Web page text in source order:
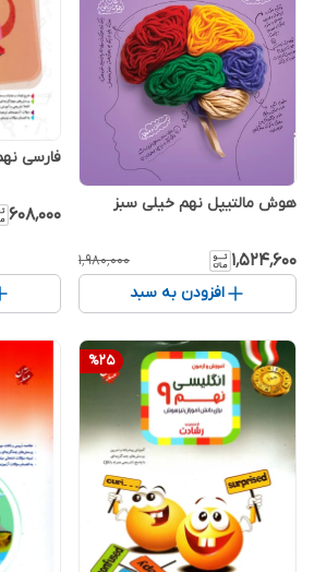
هوش مالتیپل نهم خیلی سبز
۱٬۵۲۴٬۶۰۰ ۱٬۹۸۰٬۰۰۰
افزودن به سبد
فارسی
۶۰۸٬۰۰۰
%25